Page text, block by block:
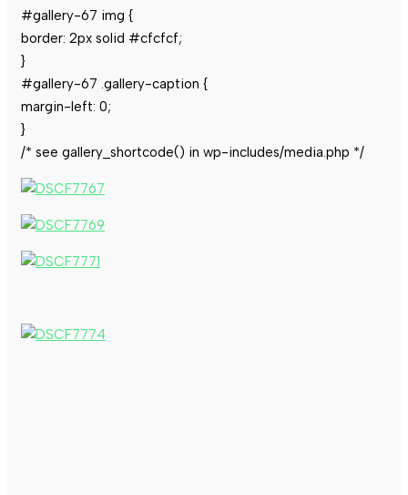
#gallery-67 img {
border: 2px solid #cfcfcf;
}
#gallery-67 .gallery-caption {
margin-left: 0;
}
/* see gallery_shortcode() in wp-includes/media.php */